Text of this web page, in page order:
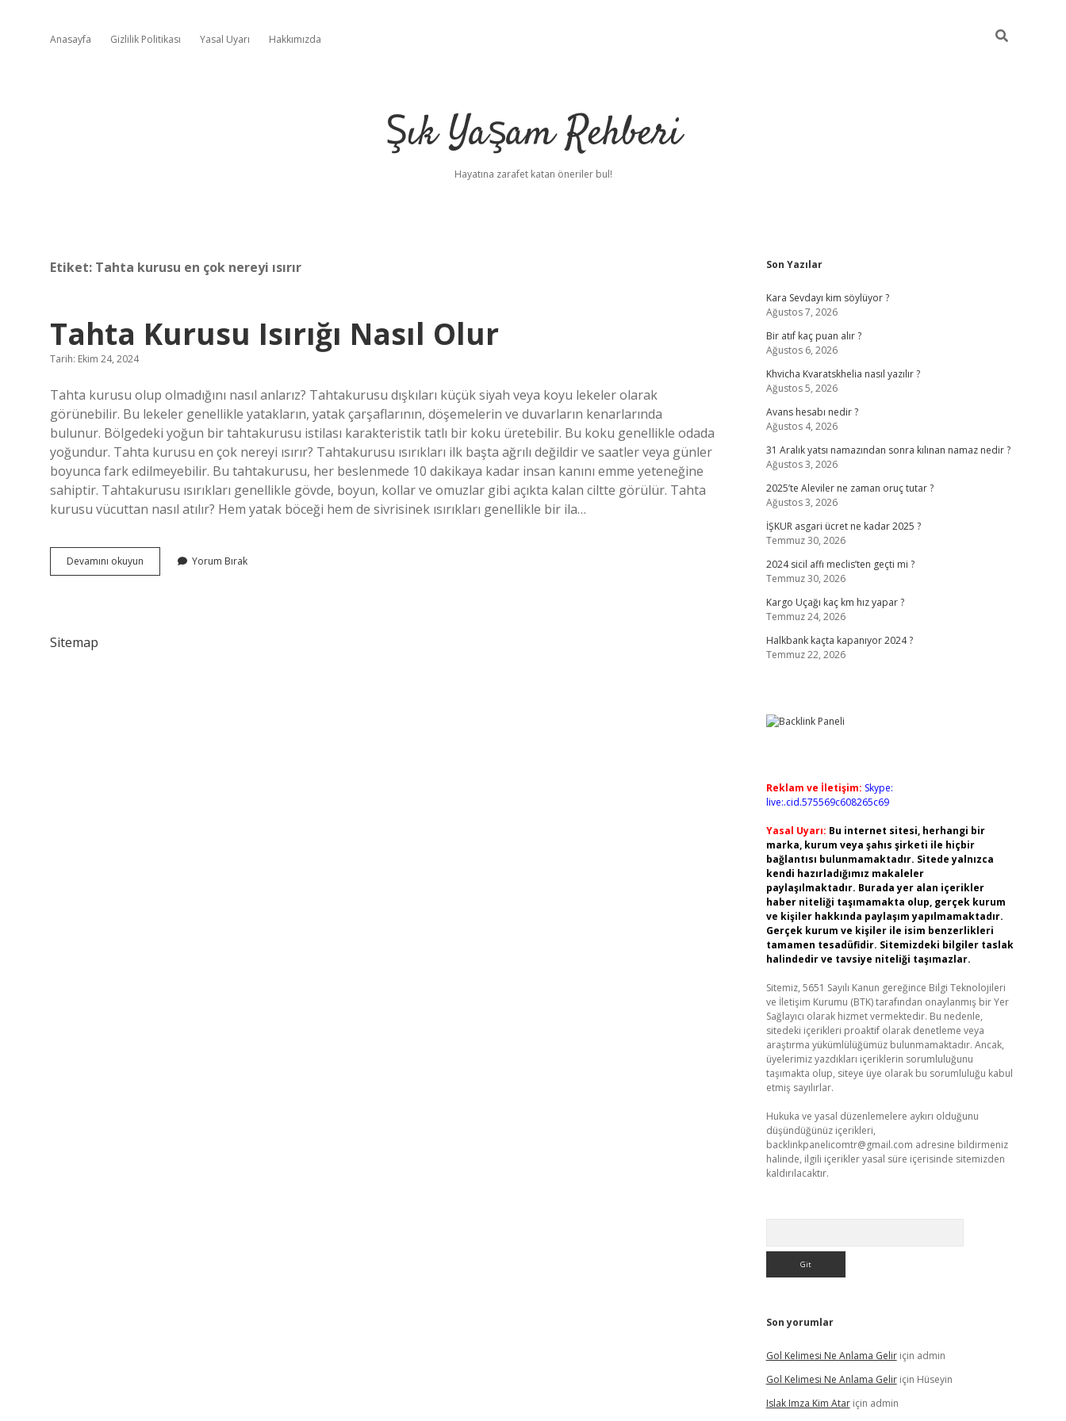
Anasayfa Gizlilik Politikası Yasal Uyarı Hakkımızda
Şık Yaşam Rehberi
Hayatına zarafet katan öneriler bul!
Etiket: Tahta kurusu en çok nereyi ısırır
Tahta Kurusu Isırığı Nasıl Olur
Tarih: Ekim 24, 2024
Tahta kurusu olup olmadığını nasıl anlarız? Tahtakurusu dışkıları küçük siyah veya koyu lekeler olarak
görünebilir. Bu lekeler genellikle yatakların, yatak çarşaflarının, döşemelerin ve duvarların kenarlarında
bulunur. Bölgedeki yoğun bir tahtakurusu istilası karakteristik tatlı bir koku üretebilir. Bu koku genellikle odada
yoğundur. Tahta kurusu en çok nereyi ısırır? Tahtakurusu ısırıkları ilk başta ağrılı değildir ve saatler veya günler
boyunca fark edilmeyebilir. Bu tahtakurusu, her beslenmede 10 dakikaya kadar insan kanını emme yeteneğine
sahiptir. Tahtakurusu ısırıkları genellikle gövde, boyun, kollar ve omuzlar gibi açıkta kalan ciltte görülür. Tahta
kurusu vücuttan nasıl atılır? Hem yatak böceği hem de sivrisinek ısırıkları genellikle bir ila…
Devamını okuyun
Kurusu
Yorum Bırak
Sitemap
Sidebar
Son Yazılar
Kara Sevdayı kim söylüyor ?
Ağustos 7, 2026
Bir atıf kaç puan alır ?
Ağustos 6, 2026
Khvicha Kvaratskhelia nasıl yazılır ?
Ağustos 5, 2026
Avans hesabı nedir ?
Ağustos 4, 2026
31 Aralık yatsı namazından sonra kılınan namaz nedir ?
Ağustos 3, 2026
2025’te Aleviler ne zaman oruç tutar ?
Ağustos 3, 2026
İŞKUR asgari ücret ne kadar 2025 ?
Temmuz 30, 2026
2024 sicil affı meclis’ten geçti mi ?
Temmuz 30, 2026
Kargo Uçağı kaç km hız yapar ?
Temmuz 24, 2026
Halkbank kaçta kapanıyor 2024 ?
Temmuz 22, 2026
Reklam ve İletişim: Skype:
live:.cid.575569c608265c69
Yasal Uyarı: Bu internet sitesi, herhangi bir
marka, kurum veya şahıs şirketi ile hiçbir
bağlantısı bulunmamaktadır. Sitede yalnızca
kendi hazırladığımız makaleler
paylaşılmaktadır. Burada yer alan içerikler
haber niteliği taşımamakta olup, gerçek kurum
ve kişiler hakkında paylaşım yapılmamaktadır.
Gerçek kurum ve kişiler ile isim benzerlikleri
tamamen tesadüfidir. Sitemizdeki bilgiler taslak
halindedir ve tavsiye niteliği taşımazlar.
Sitemiz, 5651 Sayılı Kanun gereğince Bilgi Teknolojileri
ve İletişim Kurumu (BTK) tarafından onaylanmış bir Yer
Sağlayıcı olarak hizmet vermektedir. Bu nedenle,
sitedeki içerikleri proaktif olarak denetleme veya
araştırma yükümlülüğümüz bulunmamaktadır. Ancak,
üyelerimiz yazdıkları içeriklerin sorumluluğunu
taşımakta olup, siteye üye olarak bu sorumluluğu kabul
etmiş sayılırlar.
Hukuka ve yasal düzenlemelere aykırı olduğunu
düşündüğünüz içerikleri,
backlinkpanelicomtr@gmail.com adresine bildirmeniz
halinde, ilgili içerikler yasal süre içerisinde sitemizden
kaldırılacaktır.
Son yorumlar
Gol Kelimesi Ne Anlama Geliriçin admin
Gol Kelimesi Ne Anlama Geliriçin Hüseyin
Islak Imza Kim Atariçin admin